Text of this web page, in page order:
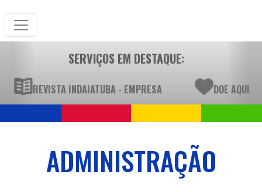
SERVIÇOS EM DESTAQUE:
REVISTA INDAIATUBA - EMPRESA DOE AQUI
ADMINISTRAÇÃO